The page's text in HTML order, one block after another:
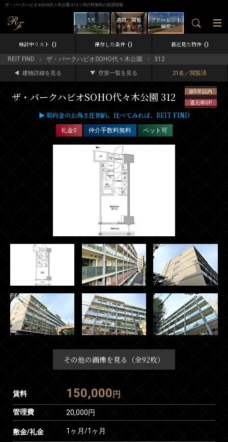
ザ・パークハビオSOHO代々木公園 312｜仲介料無料の賃貸情報
フリーレント
検索
週間／閲覧
ランキング
5大
キャンペーン
検討中リスト 0 保存した条件 0 最近見た物件 0
REIT FIND ザ・パークハビオSOHO代々木公園 312
建物詳細を見る 空室一覧を見る 21名／閲覧済
ザ・パークハビオSOHO代々木公園 312
築5年以内
還元率UP
▶ 契約金のお得さ圧倒的。比べてみれば、REIT FIND
礼金0 仲介手数料無料 ペット可
その他の画像を見る（全92枚）
賃料 150,000 円
管理費 20,000円
敷金/礼金 1ヶ月/1ヶ月